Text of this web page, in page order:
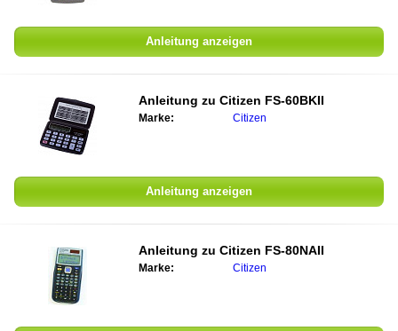
Anleitung anzeigen
Anleitung zu Citizen FS-60BKII
Marke: Citizen
Anleitung anzeigen
Anleitung zu Citizen FS-80NAII
Marke: Citizen